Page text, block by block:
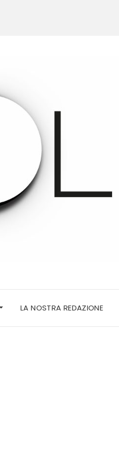
LA NOSTRA REDAZIONE